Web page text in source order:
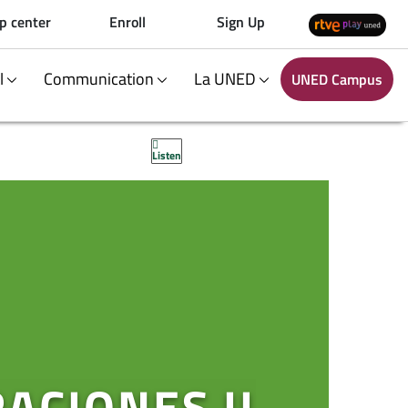
center Enroll Sign Up
Communication La UNED UNED Campus
Listen